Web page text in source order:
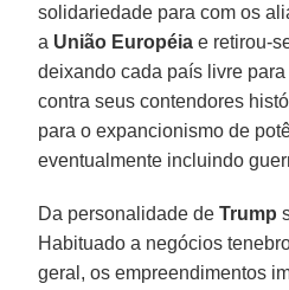
solidariedade para com os
a União Européia e retirou-
deixando cada país livre
contra seus contendores
para o expancionismo de
eventualmente incluindo
Da personalidade deTrump
Habituado a negócios
geral, os empreendimentos